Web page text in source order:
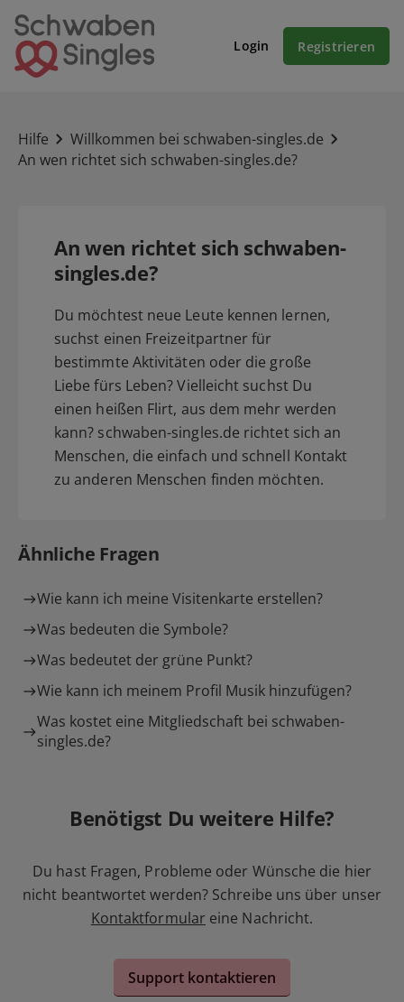
Login Registrieren
Hilfe
Willkommen bei schwaben-singles.de
An wen richtet sich schwaben-singles.de?
An wen richtet sich schwaben-
singles.de?
Du möchtest neue Leute kennen lernen,
suchst einen Freizeitpartner für
bestimmte Aktivitäten oder die große
Liebe fürs Leben? Vielleicht suchst Du
einen heißen Flirt, aus dem mehr werden
kann? schwaben-singles.de richtet sich an
Menschen, die einfach und schnell Kontakt
zu anderen Menschen finden möchten.
Ähnliche Fragen
Wie kann ich meine Visitenkarte erstellen?
Was bedeuten die Symbole?
Was bedeutet der grüne Punkt?
Wie kann ich meinem Profil Musik hinzufügen?
Was kostet eine Mitgliedschaft bei schwaben-
singles.de?
Benötigst Du weitere Hilfe?
Du hast Fragen, Probleme oder Wünsche die hier
nicht beantwortet werden? Schreibe uns über unser
Kontaktformular eine Nachricht.
Support kontaktieren